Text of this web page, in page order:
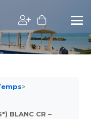
>
BLANC CR –